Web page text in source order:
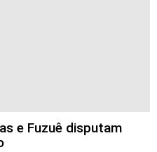
e Fuzuê disputam